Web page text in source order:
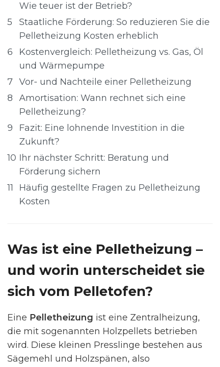
Wie teuer ist der Betrieb?
5
Staatliche Förderung: So reduzieren Sie die
Pelletheizung Kosten erheblich
6
Kostenvergleich: Pelletheizung vs. Gas, Öl
und Wärmepumpe
7 Vor- und Nachteile einer Pelletheizung
8
Amortisation: Wann rechnet sich eine
Pelletheizung?
9
Fazit: Eine lohnende Investition in die
Zukunft?
10 Ihr nächster Schritt: Beratung und
Förderung sichern
11
Häufig gestellte Fragen zu Pelletheizung
Kosten
Was ist eine Pelletheizung –
und worin unterscheidet sie
sich vom Pelletofen?
Eine Pelletheizung ist eine Zentralheizung,
die mit sogenannten Holzpellets betrieben
wird. Diese kleinen Presslinge bestehen aus
Sägemehl und Holzspänen, also